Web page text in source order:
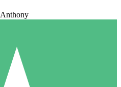
Anthony